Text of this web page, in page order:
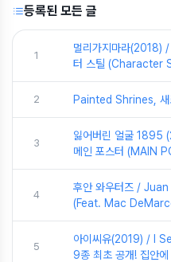
등록된 모든 글
1
멀리가지마라
터 스틸 (Character
2 Painted Shrines,
3
잃어버린 얼굴
메인 포스터 (MAIN
4
후안 와우터즈 /
(Feat. Mac
5
아이씨유(2019) / I
9종 최초 공개! 집안